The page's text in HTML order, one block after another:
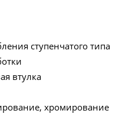
ступенчатого типа
втулка
хромирование